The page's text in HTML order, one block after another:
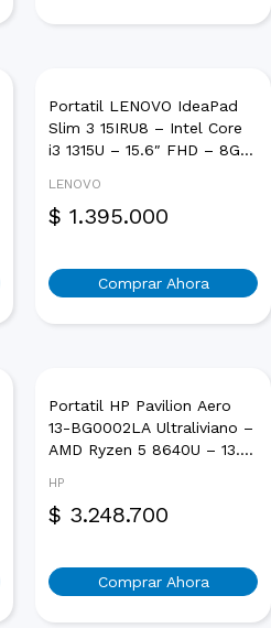
Portatil LENOVO IdeaPad
Slim 3 15IRU8 – Intel Core
i3 1315U – 15.6″ FHD – 8GB
FreeDos – Gris Ártico
LENOVO
$ 1.395.000
Comprar Ahora
Portatil HP Pavilion Aero
13-BG0002LA Ultraliviano –
AMD Ryzen 5 8640U – 13.3″
512GB SSD – Windows 11
Home – Plateado Natural
HP
$ 3.248.700
Comprar Ahora